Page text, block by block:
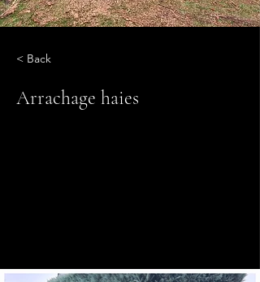
< Back
Arrachage haies